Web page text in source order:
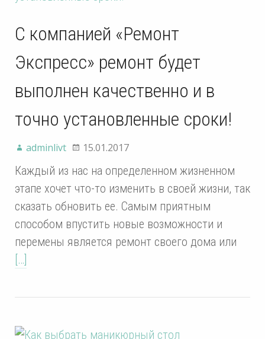
С компанией «Ремонт
Экспресс» ремонт будет
выполнен качественно и в
точно установленные сроки!
adminlivt 15.01.2017
Каждый из нас на определенном жизненном
этапе хочет что-то изменить в своей жизни, так
сказать обновить ее. Самым приятным
способом впустить новые возможности и
перемены является ремонт своего дома или
[…]